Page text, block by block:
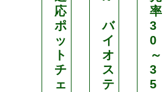
応
ポ
ッ
ト
チ
ェ
バ
イ
オ
ス
テ
率
3
0
～
3
5